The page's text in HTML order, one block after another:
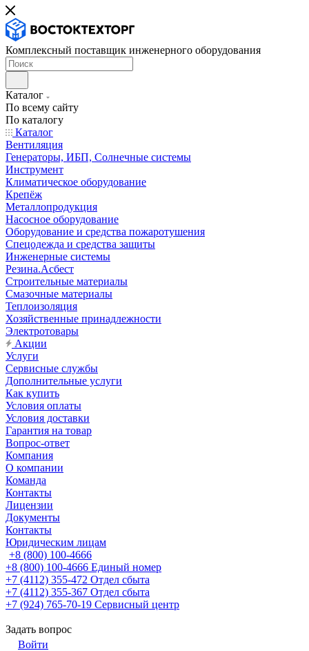
Комплексный поставщик инженерного оборудования
Каталог
По всему сайту
По каталогу
Каталог
Вентиляция
Генераторы, ИБП, Солнечные системы
Инструмент
Климатическое оборудование
Крепёж
Металлопродукция
Насосное оборудование
Оборудование и средства пожаротушения
Спецодежда и средства защиты
Инженерные системы
Резина.Асбест
Строительные материалы
Смазочные материалы
Теплоизоляция
Хозяйственные принадлежности
Электротовары
Акции
Услуги
Сервисные службы
Дополнительные услуги
Как купить
Условия оплаты
Условия доставки
Гарантия на товар
Вопрос-ответ
Компания
О компании
Команда
Контакты
Лицензии
Документы
Контакты
Юридическим лицам
+8 (800) 100-4666
+8 (800) 100-4666 Единый номер
+7 (4112) 355-472 Отдел сбыта
+7 (4112) 355-367 Отдел сбыта
+7 (924) 765-70-19 Сервисный центр
Задать вопрос
Войти